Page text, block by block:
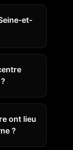
et-
ont lieu
?